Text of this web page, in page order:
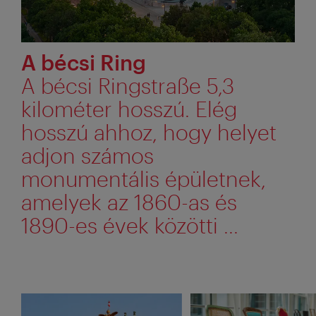
A bécsi Ring
A bécsi Ringstraße 5,3
kilométer hosszú. Elég
hosszú ahhoz, hogy helyet
adjon számos
monumentális épületnek,
amelyek az 1860-as és
1890-es évek közötti ...